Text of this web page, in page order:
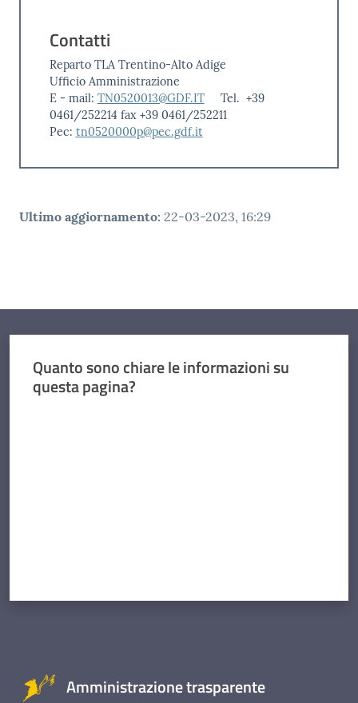
Contatti
Reparto TLA Trentino-Alto Adige
Ufficio Amministrazione
E - mail: TN0520013@GDF.IT
Tel. +39
0461/252214 fax +39 0461/252211
Pec: tn0520000p@pec.gdf.it
Ultimo aggiornamento: 22-03-2023, 16:29
Quanto sono chiare le informazioni su
questa pagina?
Amministrazione trasparente